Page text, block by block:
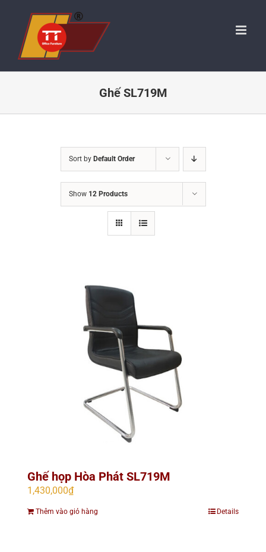
content
Ghế SL719M
Sort by Default Order
Show 12 Products
Ghế họp Hòa Phát SL719M
1,430,000₫
Thêm vào giỏ hàng Details